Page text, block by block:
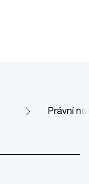
Právní